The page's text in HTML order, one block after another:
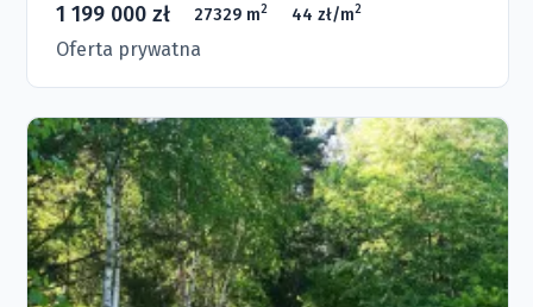
1 199 000 zł 27329 m2 44 zł/m2
Oferta prywatna